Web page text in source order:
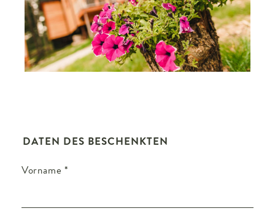
DATEN DES BESCHENKTEN
Vorname*